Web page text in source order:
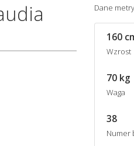
Dane
160
Wzrost
70 kg
Waga
38
Numer